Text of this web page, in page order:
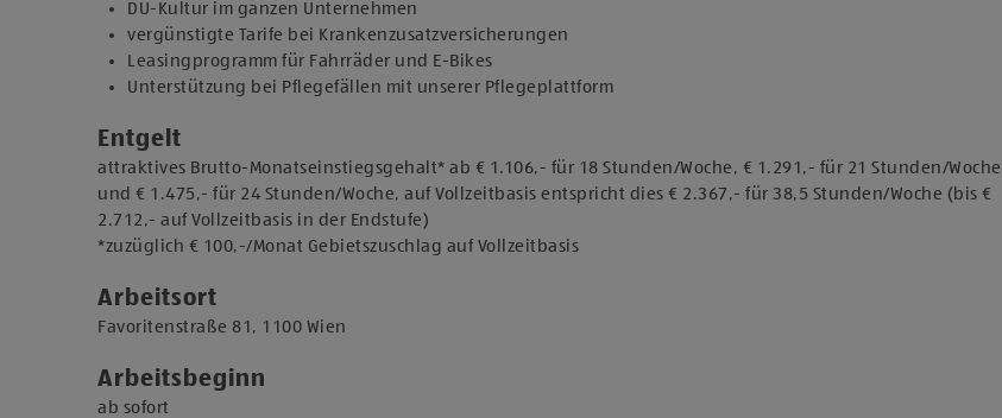
DU-Kultur im ganzen Unternehmen
vergünstigte Tarife bei Krankenzusatzversicherungen
Leasingprogramm für Fahrräder und E-Bikes
Unterstützung bei Pflegefällen mit unserer Pflegeplattform
Entgelt
attraktives Brutto-Monatseinstiegsgehalt* ab € 1.106,- für 18 Stunden/Woche, € 1.291,- für 21 Stunden/Woche
und € 1.475,- für 24 Stunden/Woche, auf Vollzeitbasis entspricht dies € 2.367,- für 38,5 Stunden/Woche (bis €
2.712,- auf Vollzeitbasis in der Endstufe)
*zuzüglich € 100,-/Monat Gebietszuschlag auf Vollzeitbasis
Arbeitsort
​Favoritenstraße 81, 1100 Wien​
Arbeitsbeginn
​ab sofort​